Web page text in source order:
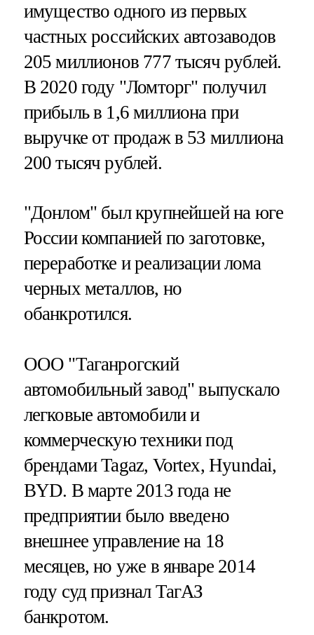
имущество одного из первых
частных российских автозаводов
205 миллионов 777 тысяч рублей.
В 2020 году "Ломторг" получил
прибыль в 1,6 миллиона при
выручке от продаж в 53 миллиона
200 тысяч рублей.
"Донлом" был крупнейшей на юге
России компанией по заготовке,
переработке и реализации лома
черных металлов, но
обанкротился.
ООО "Таганрогский
автомобильный завод" выпускало
легковые автомобили и
коммерческую техники под
брендами Tagaz, Vortex, Hyundai,
BYD. В марте 2013 года не
предприятии было введено
внешнее управление на 18
месяцев, но уже в январе 2014
году суд признал ТагАЗ
банкротом.